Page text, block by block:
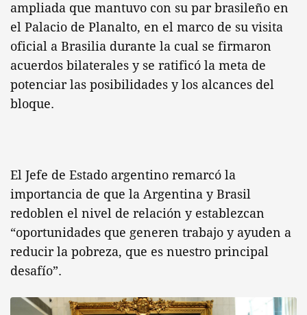
ampliada que mantuvo con su par brasileño en
el Palacio de Planalto, en el marco de su visita
oficial a Brasilia durante la cual se firmaron
acuerdos bilaterales y se ratificó la meta de
potenciar las posibilidades y los alcances del
bloque.
El Jefe de Estado argentino remarcó la
importancia de que la Argentina y Brasil
redoblen el nivel de relación y establezcan
“oportunidades que generen trabajo y ayuden a
reducir la pobreza, que es nuestro principal
desafío”.